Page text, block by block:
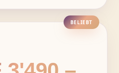
BELIEBT